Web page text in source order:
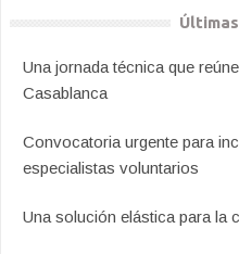
Una jornada técnica que
Casablanca
Convocatoria urgente para
especialistas voluntarios
Una solución elástica para la